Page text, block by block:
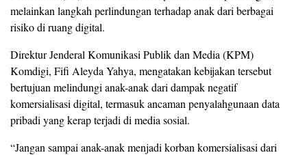
melainkan langkah perlindungan terhadap anak dari berbagai
risiko di ruang digital.
Direktur Jenderal Komunikasi Publik dan Media (KPM)
Komdigi, Fifi Aleyda Yahya, mengatakan kebijakan tersebut
bertujuan melindungi anak-anak dari dampak negatif
komersialisasi digital, termasuk ancaman penyalahgunaan data
pribadi yang kerap terjadi di media sosial.
“Jangan sampai anak-anak menjadi korban komersialisasi dari